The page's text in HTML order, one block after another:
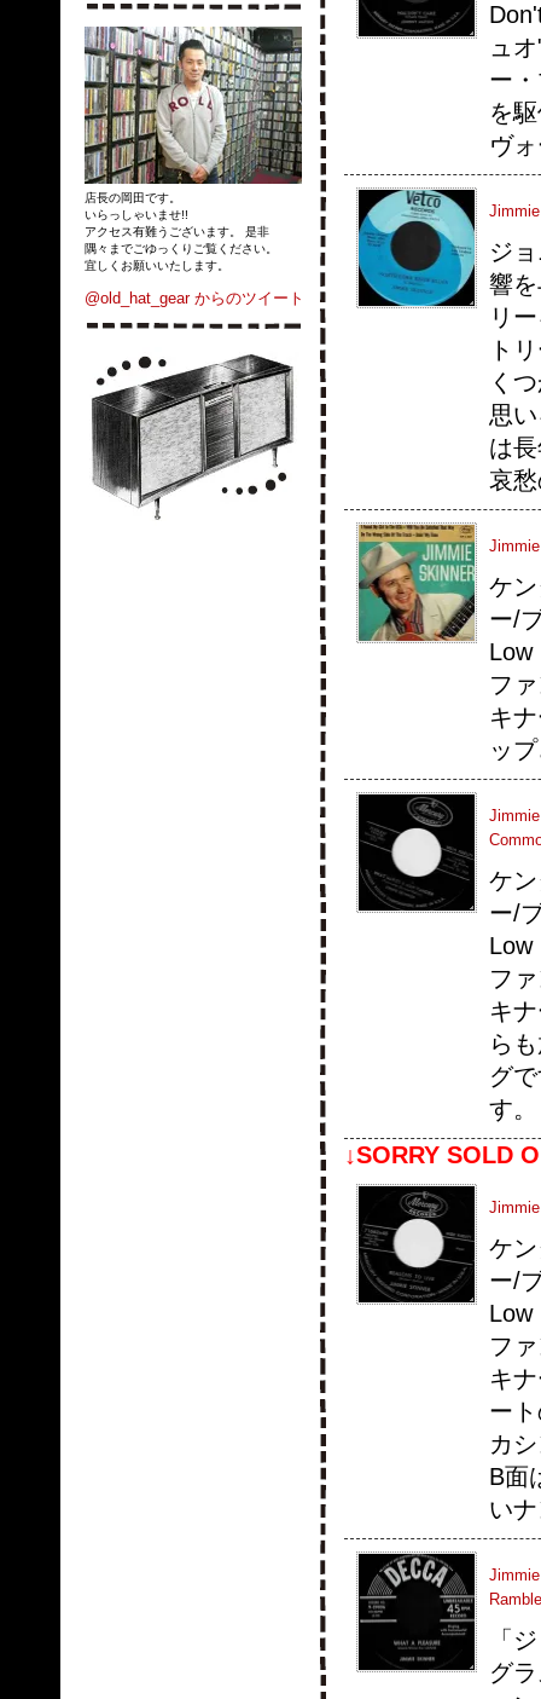
店長の岡田です。
いらっしゃいませ!!
アクセス有難うございます。 是非
隅々までごゆっくりご覧ください。
宜しくお願いいたします。
@old_hat_gear からのツイート
ュ
ー
を
ヴ
ジ
響
リ
ト
く
思
は
哀
ケ
ー/
Low
フ
キ
ッ
ケ
ー/
Low
フ
キ
ら
グ
す。
↓SORRY SOLD
ケ
ー/
Low
フ
キ
ー
カ
B面
い
「
グ